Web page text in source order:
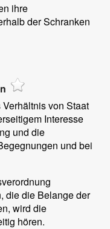
ihre
der Schranken
von Staat
Interesse
und die
und bei
die die Belange der
wird die
hören.